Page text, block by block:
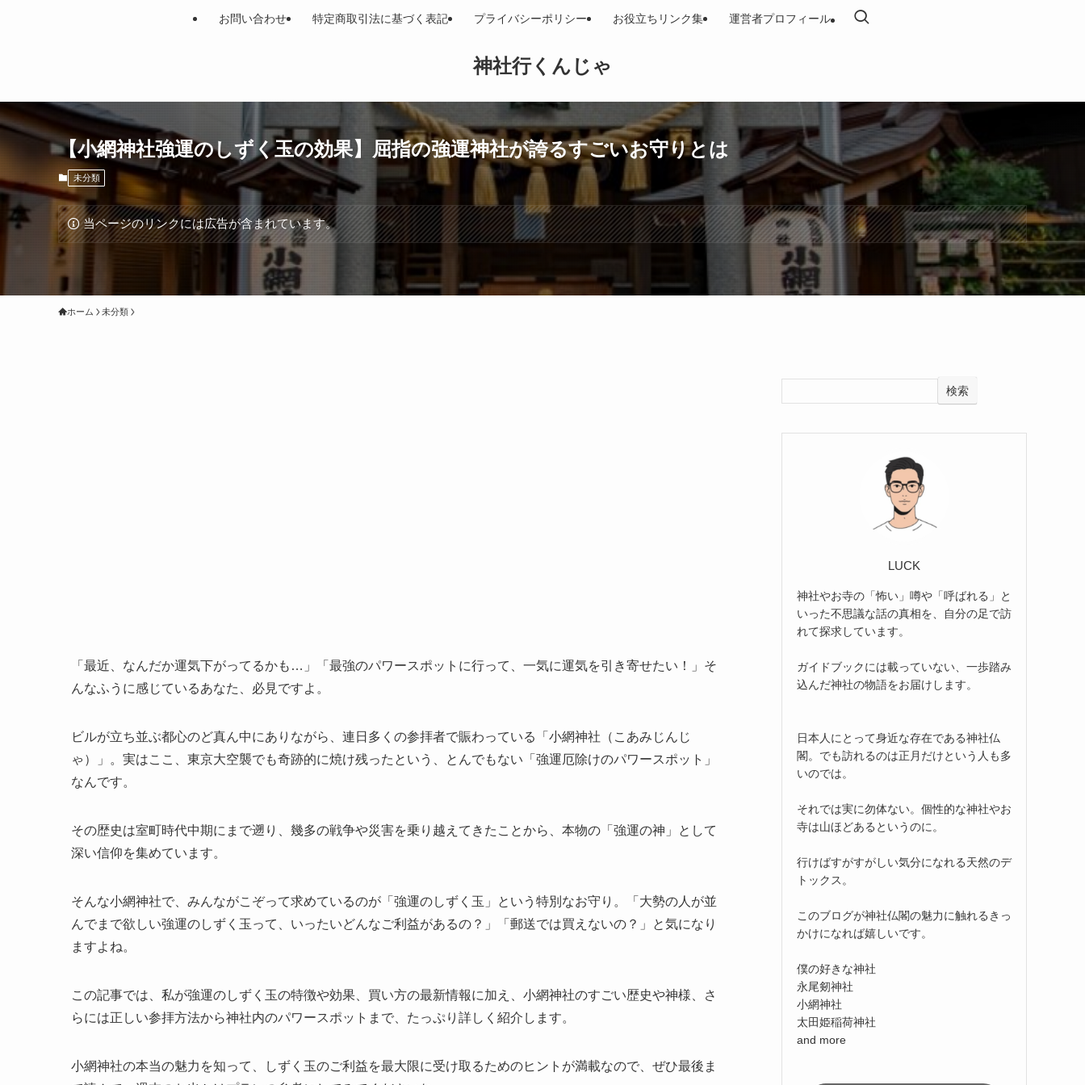
神社行くんじゃ
お問い合わせ 特定商取引法に基づく表記 プライバシーポリシー お役立ちリンク集 運営者プロフィール
【小網神社強運のしずく玉の効果】屈指の強運神社が誇るすごいお守りとは
未分類
当ページのリンクには広告が含まれています。
ホーム 未分類
「最近、なんだか運気下がってるかも…」「最強のパワースポットに行って、一気に運気を引き寄せたい！」そ
んなふうに感じているあなた、必見ですよ。
ビルが立ち並ぶ都心のど真ん中にありながら、連日多くの参拝者で賑わっている「小網神社（こあみじんじ
ゃ）」。実はここ、東京大空襲でも奇跡的に焼け残ったという、とんでもない「強運厄除けのパワースポット」
なんです。
その歴史は室町時代中期にまで遡り、幾多の戦争や災害を乗り越えてきたことから、本物の「強運の神」として
深い信仰を集めています。
そんな小網神社で、みんながこぞって求めているのが「強運のしずく玉」という特別なお守り。「大勢の人が並
んでまで欲しい強運のしずく玉って、いったいどんなご利益があるの？」「郵送では買えないの？」と気になり
ますよね。
この記事では、私が強運のしずく玉の特徴や効果、買い方の最新情報に加え、小網神社のすごい歴史や神様、さ
らには正しい参拝方法から神社内のパワースポットまで、たっぷり詳しく紹介します。
小網神社の本当の魅力を知って、しずく玉のご利益を最大限に受け取るためのヒントが満載なので、ぜひ最後ま
検索
LUCK
神社やお寺の「怖い」噂や「呼ばれる」と
いった不思議な話の真相を、自分の足で訪
れて探求しています。
ガイドブックには載っていない、一歩踏み
込んだ神社の物語をお届けします。
日本人にとって身近な存在である神社仏
閣。でも訪れるのは正月だけという人も多
いのでは。
それでは実に勿体ない。個性的な神社やお
寺は山ほどあるというのに。
行けばすがすがしい気分になれる天然のデ
トックス。
このブログが神社仏閣の魅力に触れるきっ
かけになれば嬉しいです。
僕の好きな神社
永尾剱神社
小網神社
太田姫稲荷神社
and more